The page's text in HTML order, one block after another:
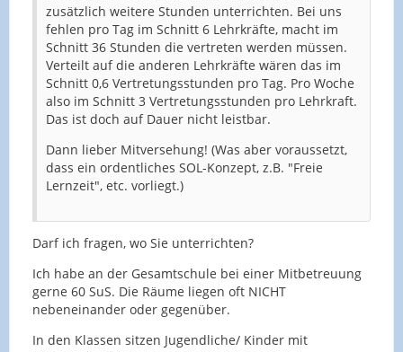
zusätzlich weitere Stunden unterrichten. Bei uns
fehlen pro Tag im Schnitt 6 Lehrkräfte, macht im
Schnitt 36 Stunden die vertreten werden müssen.
Verteilt auf die anderen Lehrkräfte wären das im
Schnitt 0,6 Vertretungsstunden pro Tag. Pro Woche
also im Schnitt 3 Vertretungsstunden pro Lehrkraft.
Das ist doch auf Dauer nicht leistbar.
Dann lieber Mitversehung! (Was aber voraussetzt,
dass ein ordentliches SOL-Konzept, z.B. "Freie
Lernzeit", etc. vorliegt.)
Darf ich fragen, wo Sie unterrichten?
Ich habe an der Gesamtschule bei einer Mitbetreuung
gerne 60 SuS. Die Räume liegen oft NICHT
nebeneinander oder gegenüber.
In den Klassen sitzen Jugendliche/ Kinder mit